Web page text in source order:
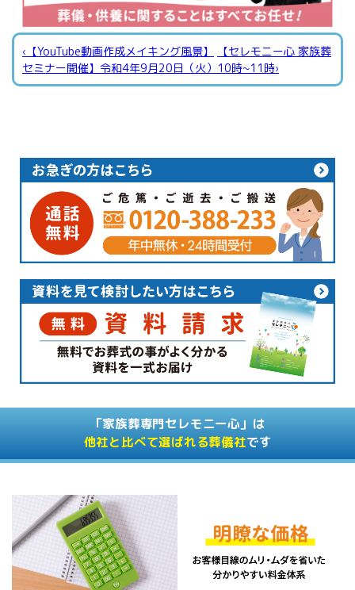
‹【YouTube動画作成メイキング風景】
【セレモニー心 家族葬
セミナー開催】令和4年9月20日（火）10時~11時›
「家族葬専門セレモニー心」は
他社と比べて選ばれる葬儀社です